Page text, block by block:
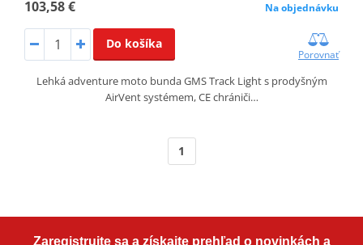
103,58 € Na objednávku
Do košíka
Porovnať
Lehká adventure moto bunda GMS Track Light s prodyšným
AirVent systémem, CE chrániči…
1
Zaregistrujte sa a získajte prehľad o novinkách a